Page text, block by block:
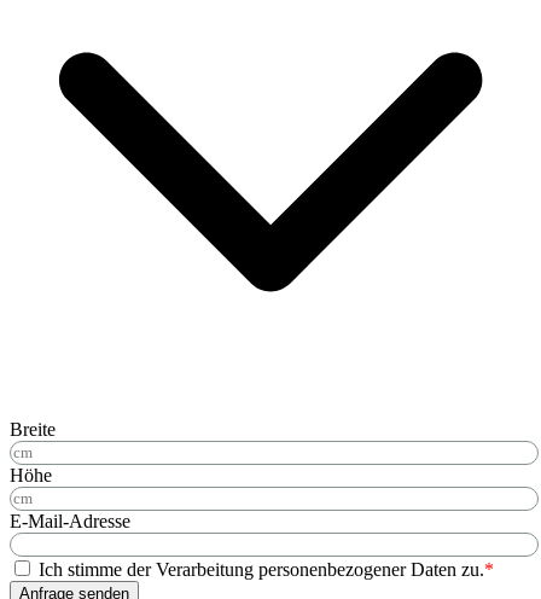
Breite
Höhe
E-Mail-Adresse
Ich stimme der Verarbeitung personenbezogener Daten zu.*
Anfrage senden